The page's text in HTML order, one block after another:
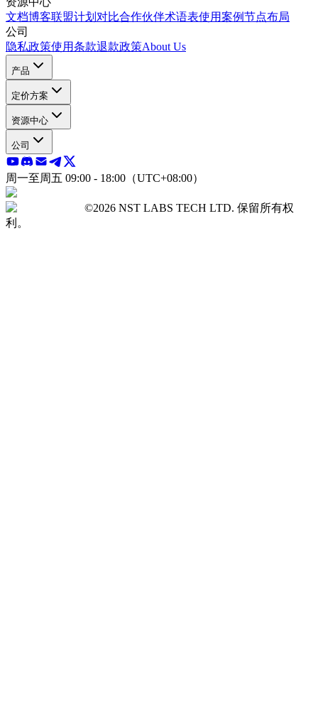
文档博客联盟计划 对比合作伙伴术语表使用案例节点布局
公司
隐私政策使用条款退款政策About Us
产品
定价方案
资源中心
公司
周一至周五 09:00 - 18:00（UTC+08:00）
©2026 NST LABS TECH LTD. 保留所有权
利。